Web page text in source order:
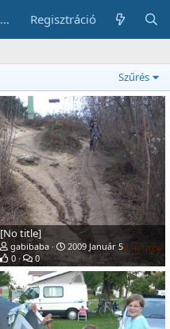
Bejelentkezés Regisztráció
Szűrés
[No title]
gabibaba
2009 Január 5
0
0